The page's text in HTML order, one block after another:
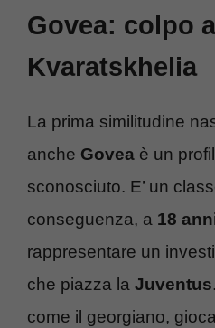
Govea: colpo
Kvaratskhelia
La prima similitudine
anche Govea è un
sconosciuto. E’ un
conseguenza, a 18
rappresentare un
che piazza la Juventus
come il georgiano,